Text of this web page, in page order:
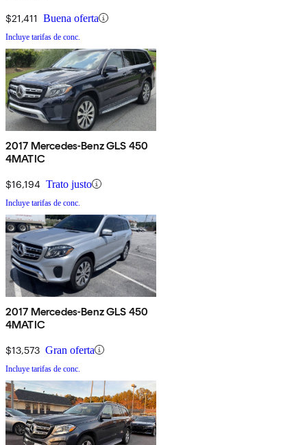
$21,411 Buena oferta
Incluye tarifas de conc.
2017 Mercedes-Benz GLS 450
4MATIC
$16,194 Trato justo
Incluye tarifas de conc.
2017 Mercedes-Benz GLS 450
4MATIC
$13,573 Gran oferta
Incluye tarifas de conc.